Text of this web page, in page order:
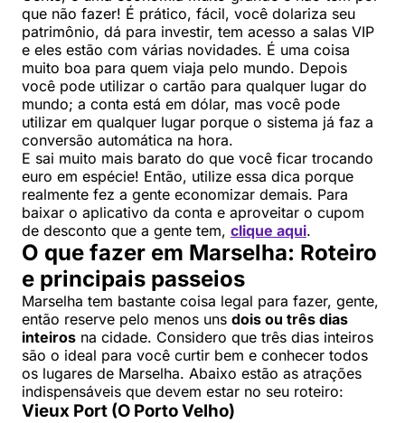
que não fazer! É prático, fácil, você dolariza seu
patrimônio, dá para investir, tem acesso a salas VIP
e eles estão com várias novidades. É uma coisa
muito boa para quem viaja pelo mundo. Depois
você pode utilizar o cartão para qualquer lugar do
mundo; a conta está em dólar, mas você pode
utilizar em qualquer lugar porque o sistema já faz a
conversão automática na hora.
E sai muito mais barato do que você ficar trocando
euro em espécie! Então, utilize essa dica porque
realmente fez a gente economizar demais. Para
baixar o aplicativo da conta e aproveitar o cupom
de desconto que a gente tem, clique aqui.
O que fazer em Marselha: Roteiro
e principais passeios
Marselha tem bastante coisa legal para fazer, gente,
então reserve pelo menos uns dois ou três dias
inteiros na cidade. Considero que três dias inteiros
são o ideal para você curtir bem e conhecer todos
os lugares de Marselha. Abaixo estão as atrações
indispensáveis que devem estar no seu roteiro:
Vieux Port (O Porto Velho)